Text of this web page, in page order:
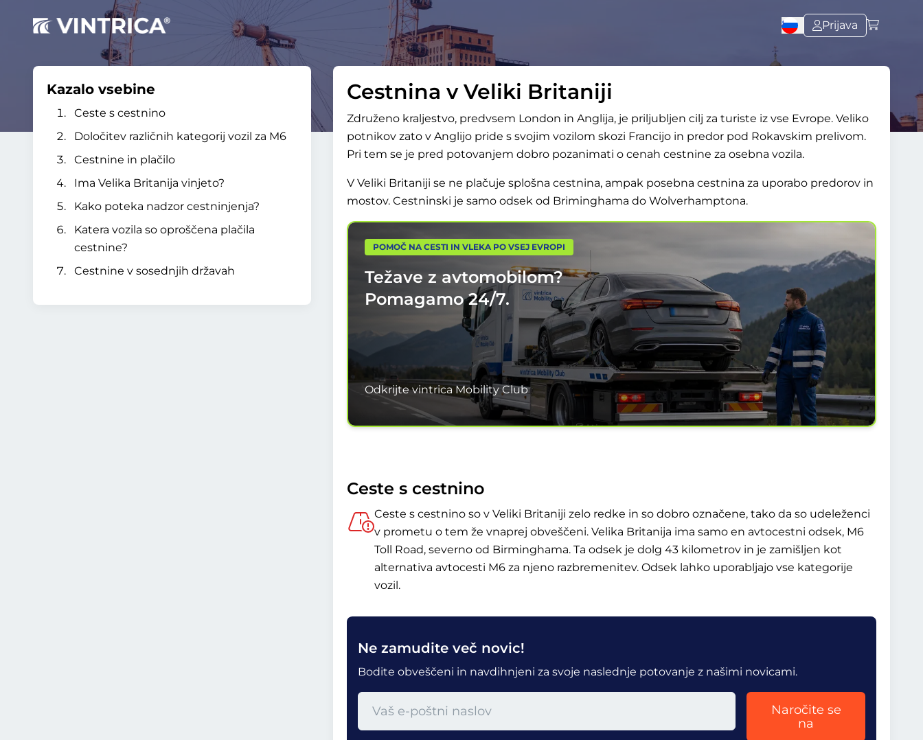
Prijava
Kazalo vsebine
Ceste s cestnino
Določitev različnih kategorij vozil za M6
Cestnine in plačilo
Ima Velika Britanija vinjeto?
Kako poteka nadzor cestninjenja?
Katera vozila so oproščena plačila
cestnine?
Cestnine v sosednjih državah
Cestnina v Veliki Britaniji
Združeno kraljestvo, predvsem London in Anglija, je priljubljen cilj za turiste iz vse Evrope. Veliko
potnikov zato v Anglijo pride s svojim vozilom skozi Francijo in predor pod Rokavskim prelivom.
Pri tem se je pred potovanjem dobro pozanimati o cenah cestnine za osebna vozila.
V Veliki Britaniji se ne plačuje splošna cestnina, ampak posebna cestnina za uporabo predorov in
mostov. Cestninski je samo odsek od Briminghama do Wolverhamptona.
POMOČ NA CESTI IN VLEKA PO VSEJ EVROPI
Težave z avtomobilom?
Pomagamo24/7.
Odkrijte vintrica Mobility Club
Ceste s cestnino
Ceste s cestnino so v Veliki Britaniji zelo redke in so dobro označene, tako da so udeleženci
v prometu o tem že vnaprej obveščeni. Velika Britanija ima samo en avtocestni odsek, M6
Toll Road, severno od Birminghama. Ta odsek je dolg 43 kilometrov in je zamišljen kot
alternativa avtocesti M6 za njeno razbremenitev. Odsek lahko uporabljajo vse kategorije
vozil.
Ne zamudite več novic!
Bodite obveščeni in navdihnjeni za svoje naslednje potovanje z našimi novicami.
Naročite se
na